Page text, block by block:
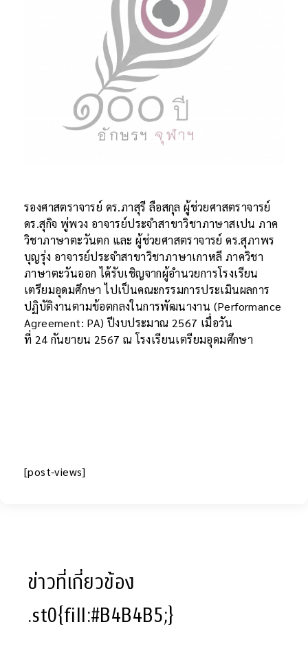
รองศาสตราจารย์ ดร.ภาสุรี ลือสกุล ผู้ช่วยศาสตราจารย์
ดร.สุกิจ พู่พวง อาจารย์ประจำสาขาวิชาภาษาสเปน ภาค
วิชาภาษาตะวันตก และ ผู้ช่วยศาสตราจารย์ ดร.สุภาพร
บุญรุ่ง อาจารย์ประจำสาขาวิชาภาษาเกาหลี ภาควิชา
ภาษาตะวันออก ได้รับเชิญจากผู้อำนวยการโรงเรียน
เตรียมอุดมศึกษา ไปเป็นคณะกรรมการประเมินผลการ
ปฏิบัติงานตามข้อตกลงในการพัฒนางาน (Performance
Agreement: PA) ปีงบประมาณ 2567 เมื่อวัน
ที่ 24 กันยายน 2567 ณ โรงเรียนเตรียมอุดมศึกษา
[post-views]
ข่าวที่เกี่ยวข้อง
.st0{fill:#B4B4B5;}